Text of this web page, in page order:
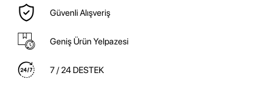
Güvenli Alışveriş
Geniş Ürün Yelpazesi
7 / 24 DESTEK